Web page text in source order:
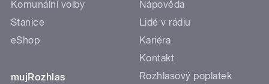
Komunální volby
Stanice
eShop
mujRozhlas
Nápověda
Lidé v rádiu
Kariéra
Kontakt
Rozhlasový poplatek